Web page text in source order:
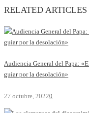
RELATED ARTICLES
Audiencia General del Papa:
guiar por la desolación»
27 octubre, 20220